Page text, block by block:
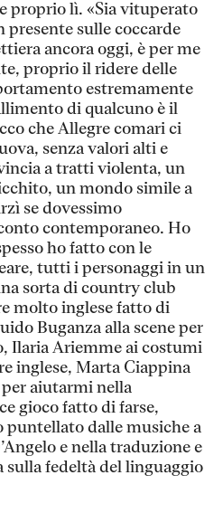
proprio lì. «Sia vituperato
presente sulle coccarde
ancora oggi, è per me
proprio il ridere delle
estremamente
di qualcuno è il
che Allegre comari ci
senza valori alti e
a tratti violenta, un
un mondo simile a
se dovessimo
contemporaneo. Ho
ho fatto con le
tutti i personaggi in un
sorta di country club
molto inglese fatto di
Buganza alla scene per
Ilaria Ariemme ai costumi
inglese, Marta Ciappina
aiutarmi nella
gioco fatto di farse,
puntellato dalle musiche a
e nella traduzione e
sulla fedeltà del linguaggio